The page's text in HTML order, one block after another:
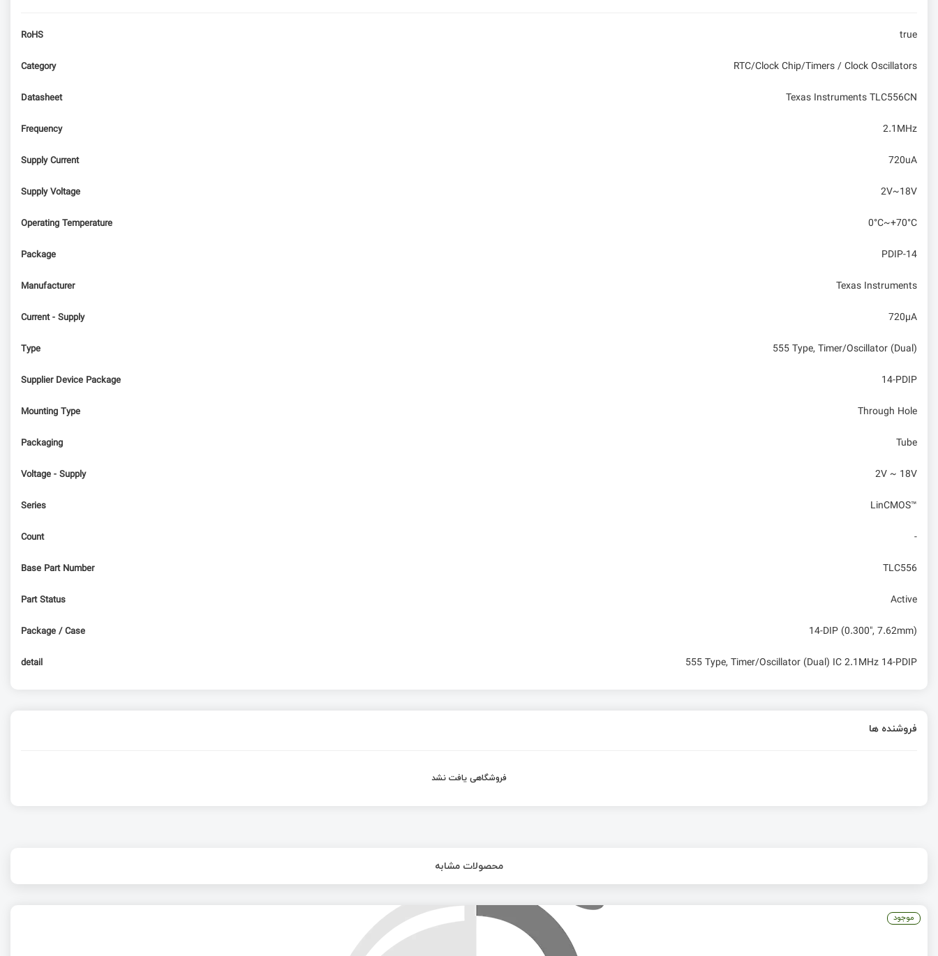
RoHS true
Category RTC/Clock Chip/Timers / Clock Oscillators
Datasheet Texas Instruments TLC556CN
Frequency 2.1MHz
Supply Current 720uA
Supply Voltage 2V~18V
Operating Temperature 0°C~+70°C
Package PDIP-14
Manufacturer Texas Instruments
Current - Supply 720µA
Type 555 Type, Timer/Oscillator (Dual)
Supplier Device Package 14-PDIP
Mounting Type Through Hole
Packaging Tube
Voltage - Supply 2V ~ 18V
Series LinCMOS™
Count -
Base Part Number TLC556
Part Status Active
Package / Case 14-DIP (0.300", 7.62mm)
detail 555 Type, Timer/Oscillator (Dual) IC 2.1MHz 14-PDIP
فروشنده ها
فروشگاهی یافت نشد
محصولات مشابه
موجود